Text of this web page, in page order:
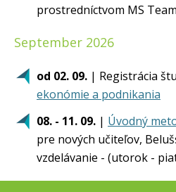
prostredníctvom MS
September 2026
od 02. 09. | Registrácia
ekonómie a podnikania
08. - 11. 09. | Úvodný
pre nových učiteľov,
vzdelávanie - (utorok -